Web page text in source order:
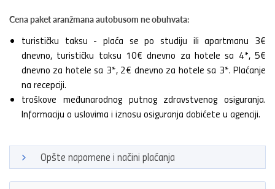
Cena paket aranžmana autobusom ne obuhvata:
turističku taksu - plaća se po studiju ili apartmanu 3€
dnevno, turističku taksu 10€ dnevno za hotele sa 4*, 5€
dnevno za hotele sa 3*, 2€ dnevno za hotele sa 3*. Plaćanje
na recepciji.
troškove međunarodnog putnog zdravstvenog osiguranja.
Informaciju o uslovima i iznosu osiguranja dobićete u agenciji.
Opšte napomene i načini plaćanja